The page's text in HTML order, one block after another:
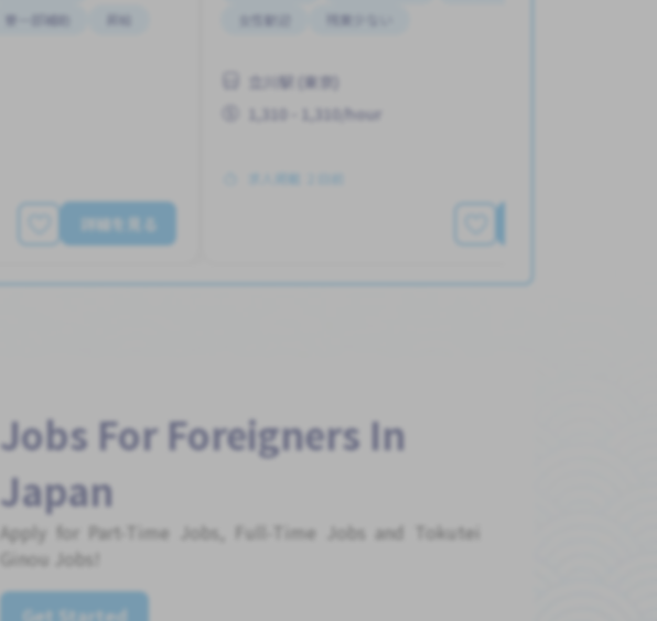
寮一部補助
昇給
詳細を見る
女性歓迎
残業少ない
立川駅 (東京)
1,310 - 1,310/hour
求人掲載 ２日前
Jobs For Foreigners In
Japan
Apply for Part-Time Jobs, Full-Time Jobs and Tokutei
Ginou Jobs!
Get Started